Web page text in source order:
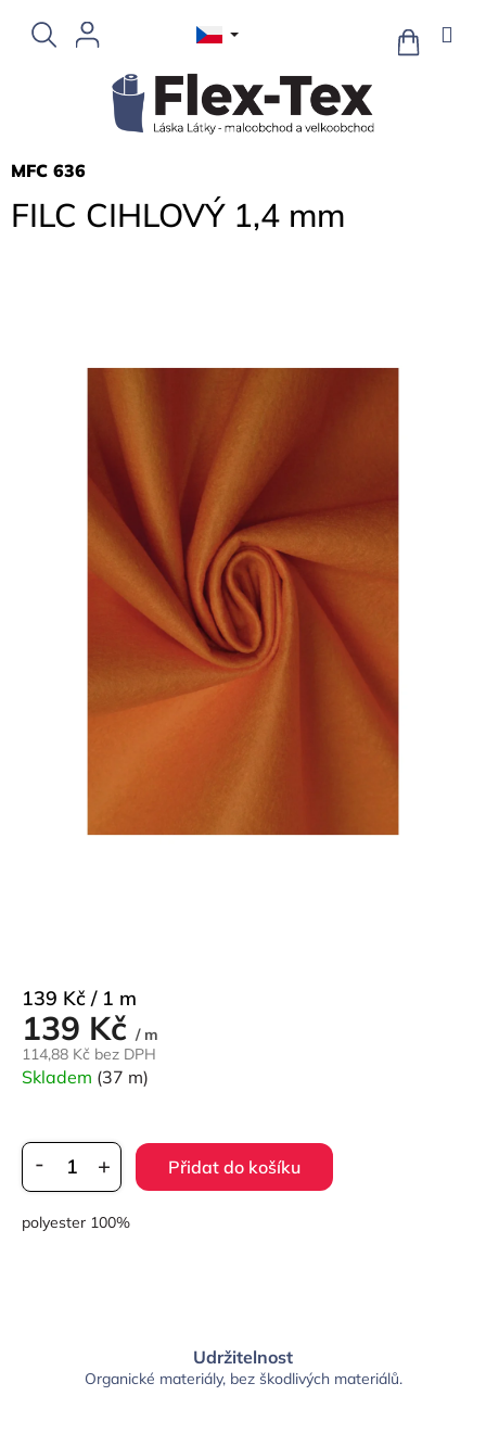
obsah
NÁKUPNÍ
KOŠÍK
FILC CIHLOVÝ 1,4 mm
MFC 636
139 Kč / m
114,88 Kč bez DPH
Měrná
cena:
139 Kč / 1 m
Skladem (37 m)
Přidat do košíku
polyester 100%
Udržitelnost
Organické materiály, bez škodlivých materiálů.